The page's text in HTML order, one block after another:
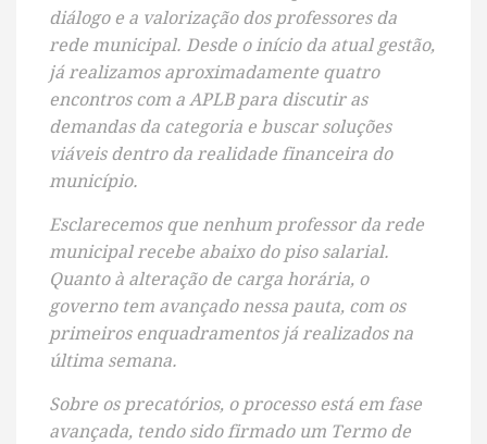
diálogo e a valorização dos professores da
rede municipal. Desde o início da atual gestão,
já realizamos aproximadamente quatro
encontros com a APLB para discutir as
demandas da categoria e buscar soluções
viáveis dentro da realidade financeira do
município.
Esclarecemos que nenhum professor da rede
municipal recebe abaixo do piso salarial.
Quanto à alteração de carga horária, o
governo tem avançado nessa pauta, com os
primeiros enquadramentos já realizados na
última semana.
Sobre os precatórios, o processo está em fase
avançada, tendo sido firmado um Termo de